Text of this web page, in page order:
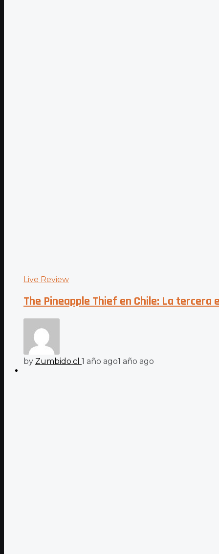
Live Review
The Pineapple Thief en Chile: La tercera
by Zumbido.cl 1 año ago1 año ago